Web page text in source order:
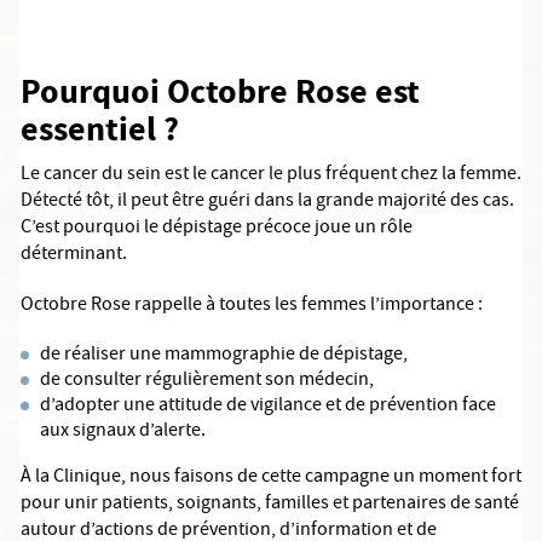
Pourquoi Octobre Rose est
essentiel ?
Le cancer du sein est le cancer le plus fréquent chez la femme.
Détecté tôt, il peut être guéri dans la grande majorité des cas.
C’est pourquoi le dépistage précoce joue un rôle
déterminant.
Octobre Rose rappelle à toutes les femmes l’importance :
de réaliser une mammographie de dépistage,
de consulter régulièrement son médecin,
d’adopter une attitude de vigilance et de prévention face
aux signaux d’alerte.
À la Clinique, nous faisons de cette campagne un moment fort
pour unir patients, soignants, familles et partenaires de santé
autour d’actions de prévention, d’information et de